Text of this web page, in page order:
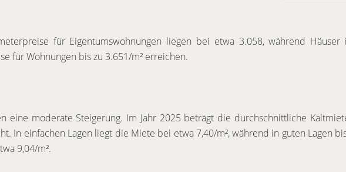
für Eigentumswohnungen liegen bei etwa 3.058, während
für Wohnungen bis zu 3.651/m² erreichen.
eine moderate Steigerung. Im Jahr 2025 beträgt die durchschnittliche
In einfachen Lagen liegt die Miete bei etwa 7,40/m², während in guten Lagen
9,04/m².